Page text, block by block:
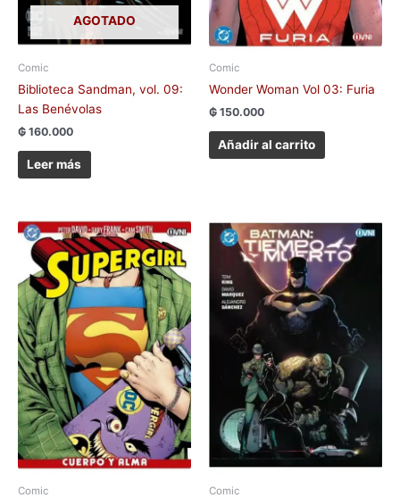
AGOTADO
Comic
Biblioteca Sandman, vol. 09:
Las Benévolas
₲ 160.000
Leer más
Comic
Wonder Woman Vol 03: Furia
₲ 150.000
Añadir al carrito
Comic Comic